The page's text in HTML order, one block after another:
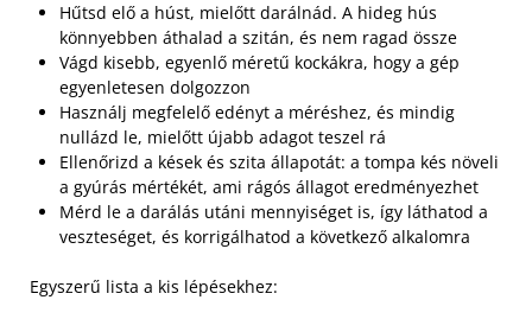
Hűtsd elő a húst, mielőtt darálnád. A hideg hús
könnyebben áthalad a szitán, és nem ragad össze
Vágd kisebb, egyenlő méretű kockákra, hogy a gép
egyenletesen dolgozzon
Használj megfelelő edényt a méréshez, és mindig
nullázd le, mielőtt újabb adagot teszel rá
Ellenőrizd a kések és szita állapotát: a tompa kés növeli
a gyúrás mértékét, ami rágós állagot eredményezhet
Mérd le a darálás utáni mennyiséget is, így láthatod a
veszteséget, és korrigálhatod a következő alkalomra
Egyszerű lista a kis lépésekhez: